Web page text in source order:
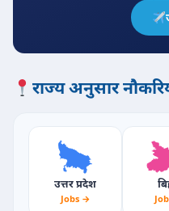
राज्य अनुसार
उत्तर प्रदेश
Jobs →